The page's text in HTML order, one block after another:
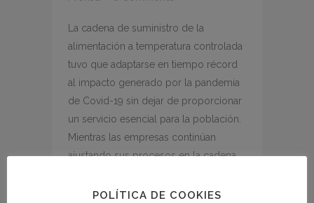
La cadena de suministro de la
alimentación a temperatura controlada
tuvo que adaptarse en tiempo récord
al impacto generado por la pandemia
de Covid-19 sin dejar de proporcionar
un servicio esencial para la población.
Mientras las empresas continúan
ajustando sus procesos en la cadena
POLÍTICA DE COOKIES